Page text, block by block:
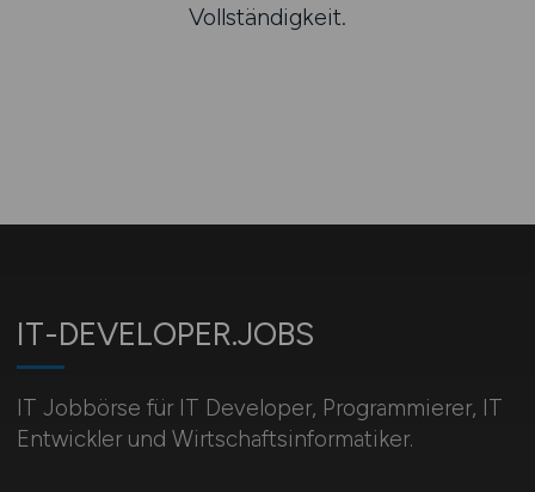
Vollständigkeit.
IT-DEVELOPER.JOBS
IT Jobbörse für IT Developer, Programmierer, IT
Entwickler und Wirtschaftsinformatiker.